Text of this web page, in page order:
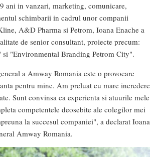
ani in vanzari, marketing, comunicare,
schimbarii in cadrul unor companii
A&D Pharma si Petrom, Ioana Enache a
de senior consultant, proiecte precum:
"Environmental Branding Petrom City".
a Amway Romania este o provocare
pentru mine. Am preluat cu mare incredere
Sunt convinsa ca experienta si atuurile mele
competentele deosebite ale colegilor mei
la succesul companiei", a declarat Ioana
Amway Romania.